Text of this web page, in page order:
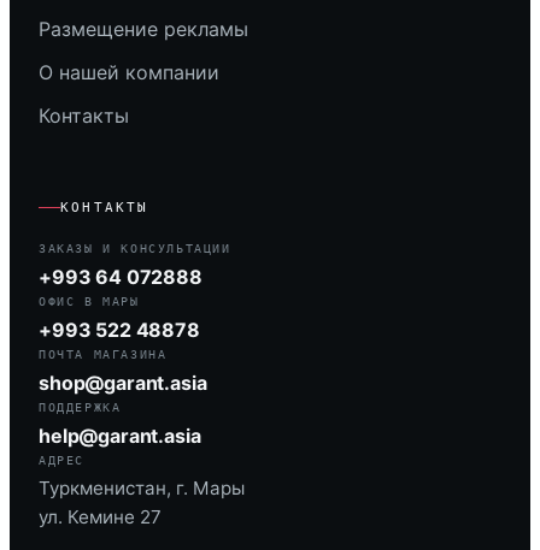
Размещение рекламы
О нашей компании
Контакты
КОНТАКТЫ
ЗАКАЗЫ И КОНСУЛЬТАЦИИ
+993 64 072888
ОФИС В МАРЫ
+993 522 48878
ПОЧТА МАГАЗИНА
shop@garant.asia
ПОДДЕРЖКА
help@garant.asia
АДРЕС
Туркменистан, г. Мары
ул. Кемине 27